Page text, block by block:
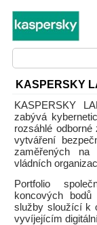
KASPERSKY
KASPERSKY
zabývá
rozsáhlé
vytváření
zaměřených na
vládních
Portfolio
koncových
služby sloužící k
vyvíjejícím